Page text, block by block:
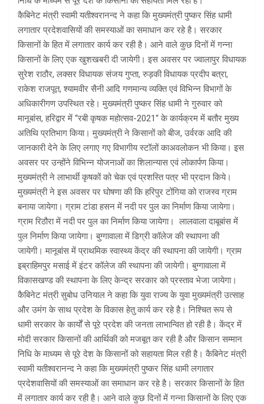
कैबिनेट मंत्री स्वामी यतीश्वरानन्द ने कहा कि मुख्यमंत्री पुष्कर सिंह धामी
लगातार प्रदेशवासियों की समस्याओं का समाधान कर रहे है। सरकार
किसानों के हित में लगातार कार्य कर रही है। आने वाले कुछ दिनों में गन्ना
किसानों के लिए एक खुशखबरी दी जायेगी। इस अवसर पर ज्वालापुर विधायक
सुरेश राठौर, लक्सर विधायक संजय गुप्ता, रुड़की विधायक प्रदीप बत्रा,
राकेश राजपूत, श्यामवीर सैनी आदि गणमान्य व्यक्ति एवं विभिन्न विभागों के
अधिकारीगण उपस्थित रहे। मुख्यमंत्री पुष्कर सिंह धामी ने गुरुवार को
मानूबांस, हरिद्वार में “रबी कृषक महोत्सव-2021“ के कार्यक्रम में बतौर मुख्य
अतिथि प्रतिभाग किया। मुख्यमंत्री ने किसानों को बीज, उर्वरक आदि की
जानकारी देने के लिए लगाए गए विभागीय स्टॉलों काअवलोकन भी किया। इस
अवसर पर उन्होंने विभिन्न योजनाओं का शिलान्यास एवं लोकार्पण किया।
मुख्यमंत्री ने लाभार्थी कृषकों को चेक एवं प्रशस्ति पत्र भी प्रदान किये।
मुख्यमंत्री ने इस अवसर पर घोषणा की कि हरिपुर टोंगिया को राजस्व ग्राम
बनाया जायेगा। ग्राम टांडा हसन में नदी पर पुल का निर्माण किया जायेगा।
ग्राम रिठौरा में नदी पर पुल का निर्माण किया जायेगा। लालवाला दाबूबांस में
पुल निर्माण किया जायेगा। बुग्गावाला में डिग्री कॉलेज की स्थापना की
जायेगी। मानूबांस में प्राथमिक स्वास्थ्य केंद्र की स्थापना की जायेगी। ग्राम
इब्राहिमपुर मसाई में इंटर कॉलेज की स्थापना की जायेगी। बुग्गावाला में
विकासखण्ड की स्थापना के लिए केन्द्र सरकार को प्रस्ताव भेजा जायेगा।
कैबिनेट मंत्री सुबोध उनियाल ने कहा कि युवा राज्य के युवा मुख्यमंत्री उत्साह
और उमंग के साथ प्रदेश के विकास हेतु कार्य कर रहे है। निश्चित रूप से
धामी सरकार के कार्यों से पूरे प्रदेश की जनता लाभान्वित हो रही है। केंद्र में
मोदी सरकार किसानों की आर्थिकी को मजबूत कर रही है और किसान सम्मान
निधि के माध्यम से पूरे देश के किसानों को सहायता मिल रही है। कैबिनेट मंत्री
स्वामी यतीश्वरानन्द ने कहा कि मुख्यमंत्री पुष्कर सिंह धामी लगातार
प्रदेशवासियों की समस्याओं का समाधान कर रहे है। सरकार किसानों के हित
में लगातार कार्य कर रही है। आने वाले कुछ दिनों में गन्ना किसानों के लिए एक